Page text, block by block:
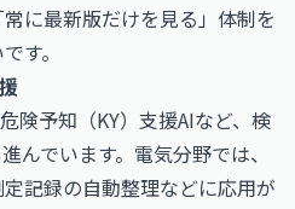
に最新版だけを見る」体制を
す。
険予知（KY）支援AIなど、検
んでいます。電気分野では、
記録の自動整理などに応用が